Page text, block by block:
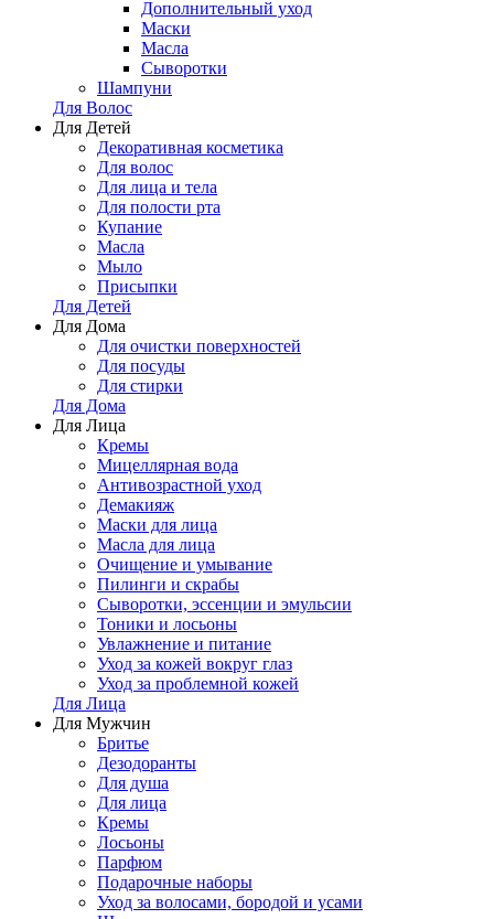
Дополнительный уход
Маски
Масла
Сыворотки
Шампуни
Для Волос
Для Детей
Декоративная косметика
Для волос
Для лица и тела
Для полости рта
Купание
Масла
Мыло
Присыпки
Для Детей
Для Дома
Для очистки поверхностей
Для посуды
Для стирки
Для Дома
Для Лица
Кремы
Мицеллярная вода
Антивозрастной уход
Демакияж
Маски для лица
Масла для лица
Очищение и умывание
Пилинги и скрабы
Сыворотки, эссенции и эмульсии
Тоники и лосьоны
Увлажнение и питание
Уход за кожей вокруг глаз
Уход за проблемной кожей
Для Лица
Для Мужчин
Бритье
Дезодоранты
Для душа
Для лица
Кремы
Лосьоны
Парфюм
Подарочные наборы
Уход за волосами, бородой и усами